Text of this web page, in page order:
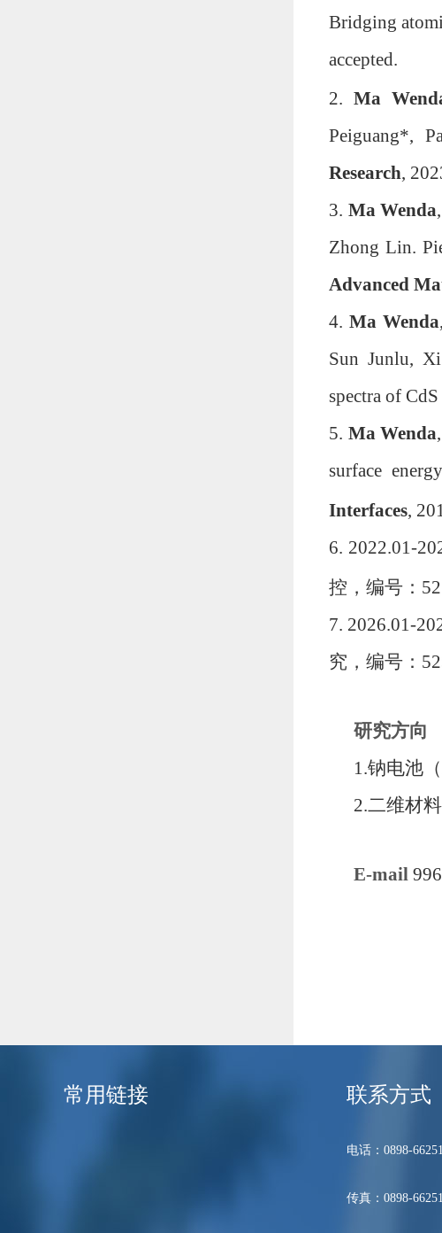
Bridging
accepted.
2. Ma
Peiguang*,
Research,
3. Ma Wenda
Zhong Lin.
Advanced
4. Ma Wenda
Sun Junlu,
spectra of
5. Ma Wenda
surface
Interfaces,
6. 2022.01-
控，编号：
7. 2026.01-
究，编号：
研究方向
1.钠电池
2.二维材
E-mail
常用链接 联系方式
电话：0898-
传真：0898-